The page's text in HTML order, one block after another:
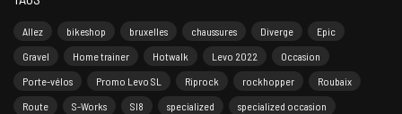
Allez bikeshop bruxelles chaussures Diverge
Epic
Gravel
Home trainer Hotwalk Levo 2022
Occasion
Porte-vélos
Promo Levo SL Riprock rockhopper
Roubaix
Route
S-Works Sl8 specialized
specialized occasion